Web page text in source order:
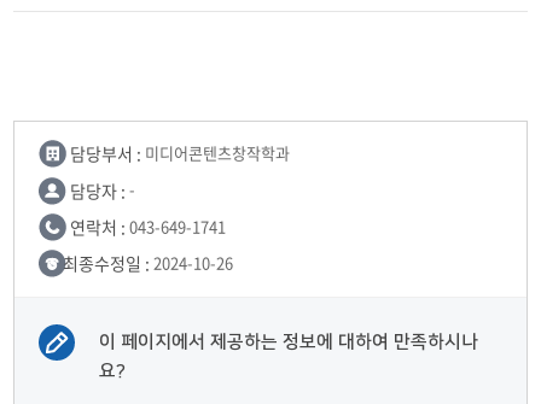
담당부서 : 미디어콘텐츠창작학과
담당자 : -
연락처 : 043-649-1741
최종수정일 : 2024-10-26
이 페이지에서 제공하는 정보에 대하여 만족하시나
요?